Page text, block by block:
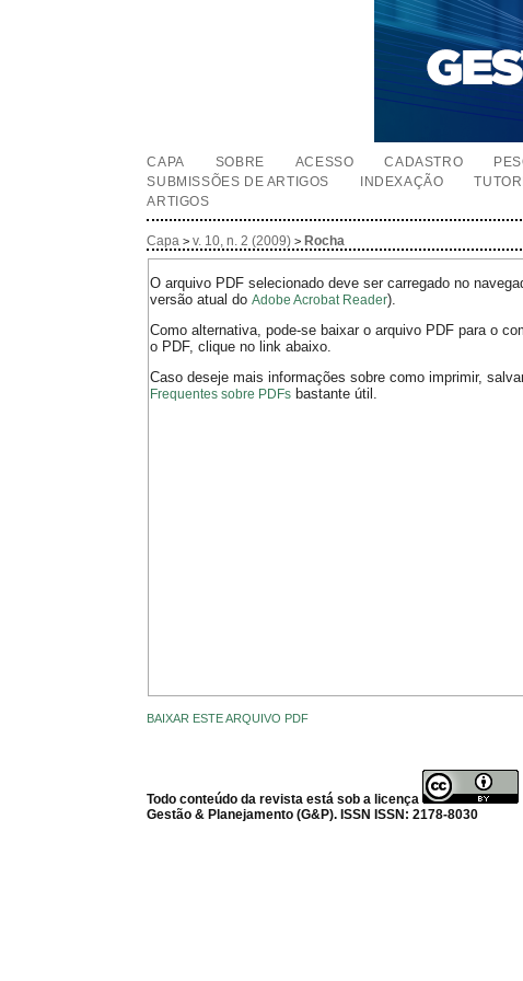
CAPA SOBRE ACESSO CADASTRO
SUBMISSÕES DE ARTIGOS
INDEXAÇÃO
ARTIGOS
Capa >v. 10, n. 2 (2009) > Rocha
O arquivo PDF selecionado deve ser carregado no
versão atual doAdobe Acrobat Reader).
Como alternativa, pode-se baixar o arquivo PDF para o
o PDF, clique no link abaixo.
Caso deseje mais informações sobre como imprimir,
Frequentes sobre PDFs bastante útil.
BAIXAR ESTE ARQUIVO PDF
Todo conteúdo da revista está sob a licença
Gestão & Planejamento (G&P). ISSN ISSN: 2178-8030